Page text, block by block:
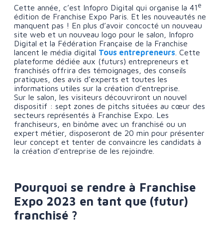
Cette année, c’est Infopro Digital qui organise la 41e
édition de Franchise Expo Paris. Et les nouveautés ne
manquent pas ! En plus d’avoir concocté un nouveau
site web et un nouveau logo pour le salon, Infopro
Digital et la Fédération Française de la Franchise
lancent le média digital Tous entrepreneurs . Cette
plateforme dédiée aux (futurs) entrepreneurs et
franchisés offrira des témoignages, des conseils
pratiques, des avis d’experts et toutes les
informations utiles sur la création d’entreprise.
Sur le salon, les visiteurs découvriront un nouvel
dispositif : sept zones de pitchs situées au cœur des
secteurs représentés à Franchise Expo. Les
franchiseurs, en binôme avec un franchisé ou un
expert métier, disposeront de 20 min pour présenter
leur concept et tenter de convaincre les candidats à
la création d’entreprise de les rejoindre.
Pourquoi se rendre à Franchise
Expo 2023 en tant que (futur)
franchisé ?